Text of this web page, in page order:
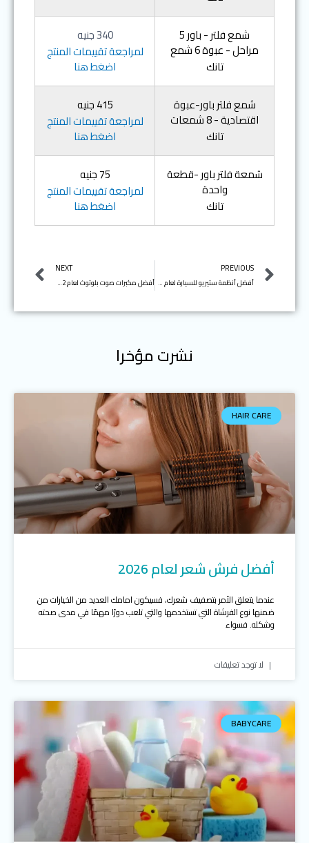
شمع فلتر - باور 5
مراحل - عبوة 6 شمع
تانك
‎340 جنيه
لمراجعة تقييمات المنتج
اضغط هنا
شمع فلتر باور-عبوة
اقتصادية - 8 شمعات
تانك
‎415 جنيه
لمراجعة تقييمات المنتج
اضغط هنا
شمعة فلتر باور -قطعة
واحدة
تانك
‎75 جنيه
لمراجعة تقييمات المنتج
اضغط هنا
Prev
PREVIOUS
أفضل أنظمة ستيريو للسيارة لعام 2022
NEXT
أفضل مكبرات صوت بلوتوث لعام 2022
نشرت مؤخرا
HAIR CARE
أفضل فرش شعر لعام 2026
عندما يتعلق الأمر بتصفيف شعرك، فسيكون امامك العديد من الخيارات من
ضمنها نوع الفرشاة التي تستخدمها والتي تلعب دورًا مهمًا في مدى صحته
وشكله. فسواء
لا توجد تعليقات
BABYCARE